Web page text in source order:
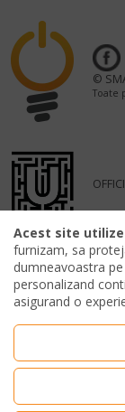
©
Toate
Acest site
furnizam, sa
dumneavoastra
personalizand
asigurand o